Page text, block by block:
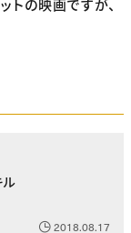
トの映画ですが、
2018.08.17